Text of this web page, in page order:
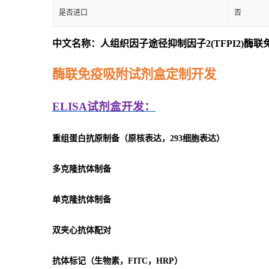
是否进口 否
中文名称：人组织因子途径抑制因子2(TFPI2)酶联
酶联免疫吸附试剂盒定制开发
ELISA试剂盒开发：
重组蛋白抗原制备（原核表达，293细胞表达）
多克隆抗体制备
单克隆抗体制备
双夹心抗体配对
抗体标记（生物素，FITC，HRP）